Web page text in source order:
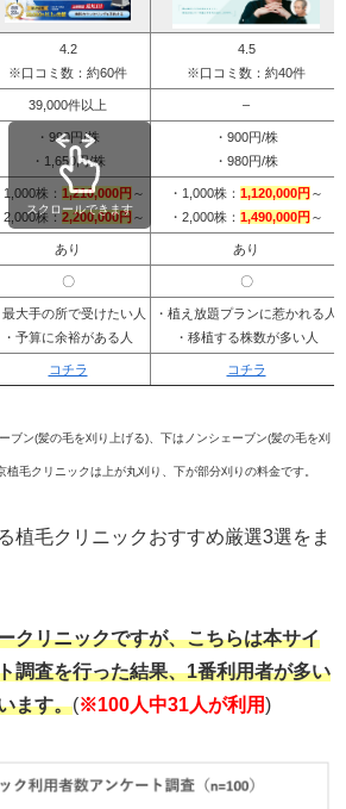
4.2
※口コミ数：約60件
4.5
※口コミ数：約40件
39,000件以上 –
・990円/株
・1,650円/株
・900円/株
・980円/株
1,000株： 1,210,000円 ～
2,000株：2,200,000円 ～
・1,000株： 1,120,000円 ～
・2,000株： 1,490,000円 ～
あり あり
〇 〇
最大手の所で受けたい人
・予算に余裕がある人
・植え放題プランに惹かれる人
・移植する株数が多い人
コチラ コチラ
スクロールできます
ブン(髪の毛を刈り上げる)、下はノンシェーブン(髪の毛を刈
植毛クリニックは上が丸刈り、下が部分刈りの料金です。
植毛クリニックおすすめ厳選3選をま
クリニックですが、こちらは本サイ
調査を行った結果、1番利用者が多い
ます。(※100人中31人が利用)